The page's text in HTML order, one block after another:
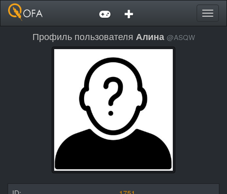
Профиль пользователя Алина @ASQW